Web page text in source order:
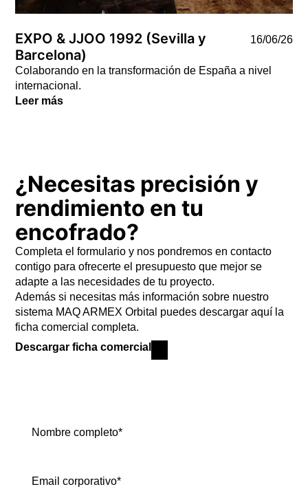
EXPO & JJOO 1992 (Sevilla y
Barcelona)
16/06/26
Colaborando en la transformación de España a nivel
internacional.
Leer más
¿Necesitas precisión y
rendimiento en tu
encofrado?
Completa el formulario y nos pondremos en contacto
contigo para ofrecerte el presupuesto que mejor se
adapte a las necesidades de tu proyecto.
Además si necesitas más información sobre nuestro
sistema MAQ ARMEX Orbital puedes descargar aquí la
ficha comercial completa.
Descargar ficha comercial
Nombre completo*
Email corporativo*